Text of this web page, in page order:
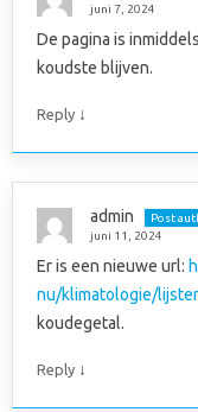
juni 7, 2024
De pagina is
koudste blijven.
Reply ↓
admin
Post
juni 11, 2024
Er is een nieuwe url:
nu/klimatologie/
koudegetal.
Reply ↓